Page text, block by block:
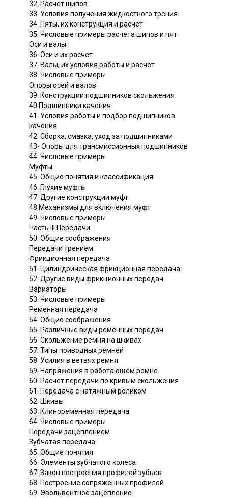
32. Расчет шипов
33. Условия получения жидкостного трения
34. Пяты, их конструкция и расчет
35. Числовые примеры расчета шипов и пят
Оси и валы
36. Оси и их расчет
37. Валы, их условия работы и расчет
38. Числовые примеры
Опоры осей и валов
39. Конструкции подшипников скольжения
40 Подшипники качения
41. Условия работы и подбор подшипников
качения
42. Сборка, смазка, уход за подшипниками
43- Опоры для трансмиссионных подшипников
44. Числовые примеры
Муфты
45. Общие понятия и классификация
46. Глухие муфты
47. Другие конструкции муфт
48 Механизмы для включения муфт
49. Числовые примеры
Часть III Передачи
50. Общие соображения
Передачи трением
Фрикционная передача
51. Цилиндрическая фрикционная передача
52. Другие виды фрикционных передач.
Вариаторы
53. Числовые примеры
Ременная передача
54. Общие соображения
55. Различные виды ременных передач
56. Скольжение ремня на шкивах
57. Типы приводных ремней
58. Усилия в ветвях ремня
59. Напряжения в работающем ремне
60. Расчет передачи по кривым скольжения
61. Передача с натяжным роликом
62. Шкивы
63. Клиноременная передача
64. Числовые примеры
Передачи зацеплением
Зубчатая передача
65. Общие понятия
66. Элементы зубчатого колеса
67. Закон построения профилей зубьев
68. Построение сопряженных профилей
69. Эвольвентное зацепление